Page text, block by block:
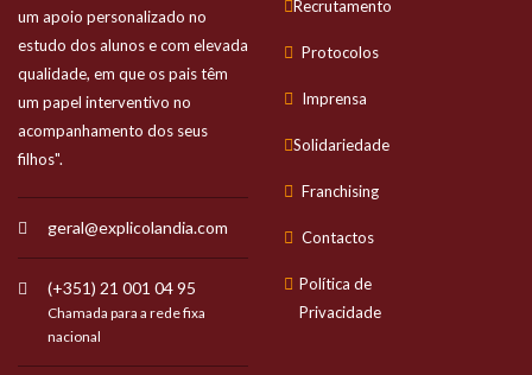
um apoio personalizado no
estudo dos alunos e com elevada
qualidade, em que os pais têm
um papel interventivo no
acompanhamento dos seus
filhos".
geral@explicolandia.com
(+351) 21 001 04 95
Chamada para a rede fixa
nacional
Recrutamento
Protocolos
Imprensa
Solidariedade
Franchising
Contactos
Política de
Privacidade